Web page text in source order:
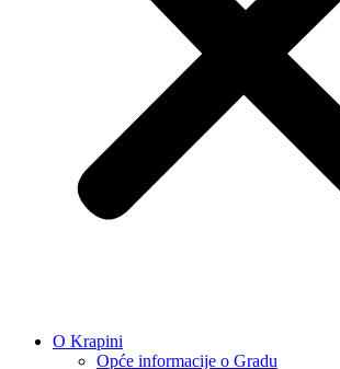
O Krapini
Opće informacije o Gradu